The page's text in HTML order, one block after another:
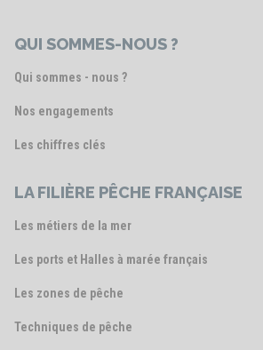
QUI SOMMES-NOUS ?
Qui sommes - nous ?
Nos engagements
Les chiffres clés
LA FILIÈRE PÊCHE FRANÇAISE
Les métiers de la mer
Les ports et Halles à marée français
Les zones de pêche
Techniques de pêche